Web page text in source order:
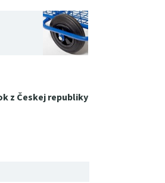
z Českej republiky